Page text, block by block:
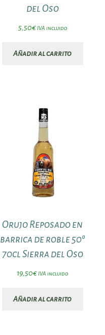
del Oso
5,50€ IVA incluido
Añadir al carrito
Orujo Reposado en
barrica de roble 50º
70cl Sierra del Oso
19,50€ IVA incluido
Añadir al carrito